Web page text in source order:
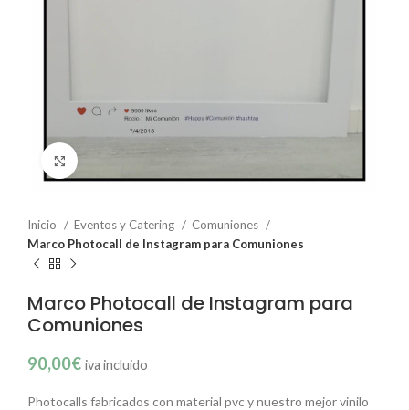
Inicio Eventos y Catering
Comuniones
Marco Photocall de Instagram para Comuniones
Marco Photocall de Instagram para
Comuniones
90,00€ iva incluido
Photocalls fabricados con material pvc y nuestro mejor vinilo